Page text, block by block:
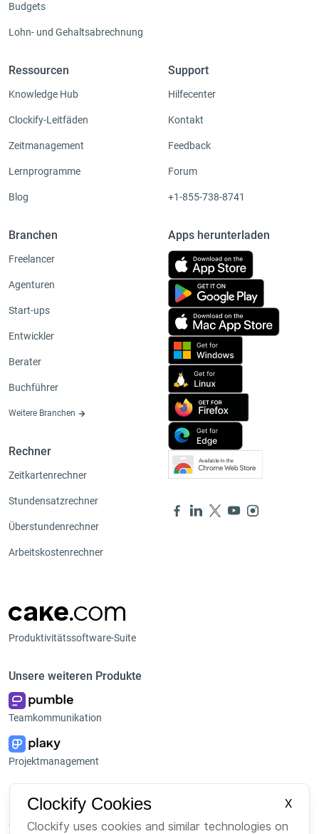
Budgets
Lohn- und Gehaltsabrechnung
Ressourcen
Knowledge Hub
Clockify-Leitfäden
Zeitmanagement
Lernprogramme
Blog
Branchen
Freelancer
Agenturen
Start-ups
Entwickler
Berater
Buchführer
Weitere Branchen
Rechner
Zeitkartenrechner
Stundensatzrechner
Überstundenrechner
Arbeitskostenrechner
Support
Hilfecenter
Kontakt
Feedback
Forum
+1-855-738-8741
Apps herunterladen
Produktivitätssoftware-Suite
Unsere weiteren Produkte
Teamkommunikation
Projektmanagement
Plattform
Suite Über uns
Clockify Cookies
X
Clockify uses cookies and similar technologies on